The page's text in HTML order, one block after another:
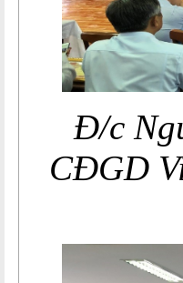
Đ/c
CĐGD